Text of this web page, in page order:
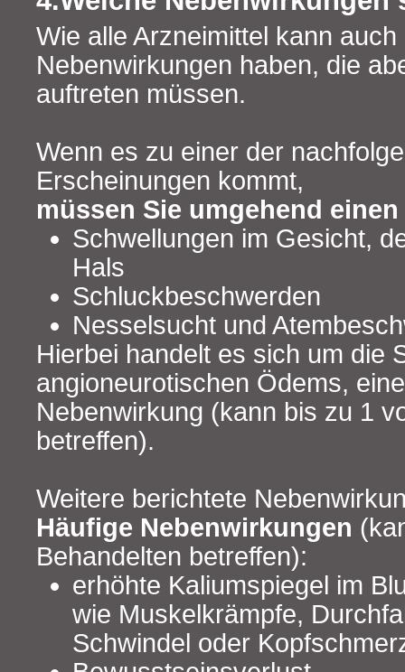
Wie alle Arzneimittel kann
Nebenwirkungen haben, die
auftreten müssen.
Wenn es zu einer der
Erscheinungen kommt,
müssen Sie umgehend
Schwellungen im Gesicht,
Hals
Schluckbeschwerden
Nesselsucht und
Hierbei handelt es sich um die
angioneurotischen Ödems,
Nebenwirkung (kann bis zu 1
betreffen).
Weitere berichtete
Häufige Nebenwirkungen
Behandelten betreffen):
erhöhte Kaliumspiegel im
wie Muskelkrämpfe,
Schwindel oder